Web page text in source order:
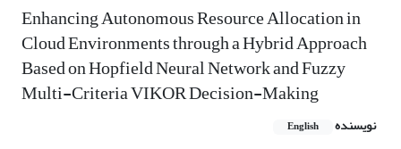
Enhancing Autonomous Resource Allocation in
Cloud Environments through a Hybrid Approach
Based on Hopfield Neural Network and Fuzzy
Multi-Criteria VIKOR Decision-Making
نویسنده English